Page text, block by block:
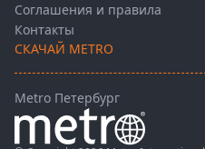
Соглашения и правила
Контакты
СКАЧАЙ METRO
Metro Петербург